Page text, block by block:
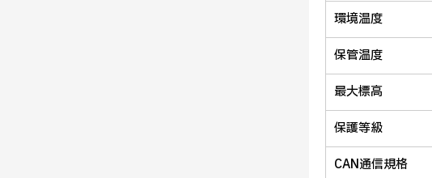
環境温度
保管温度
最大標高
保護等級
CAN通信規格